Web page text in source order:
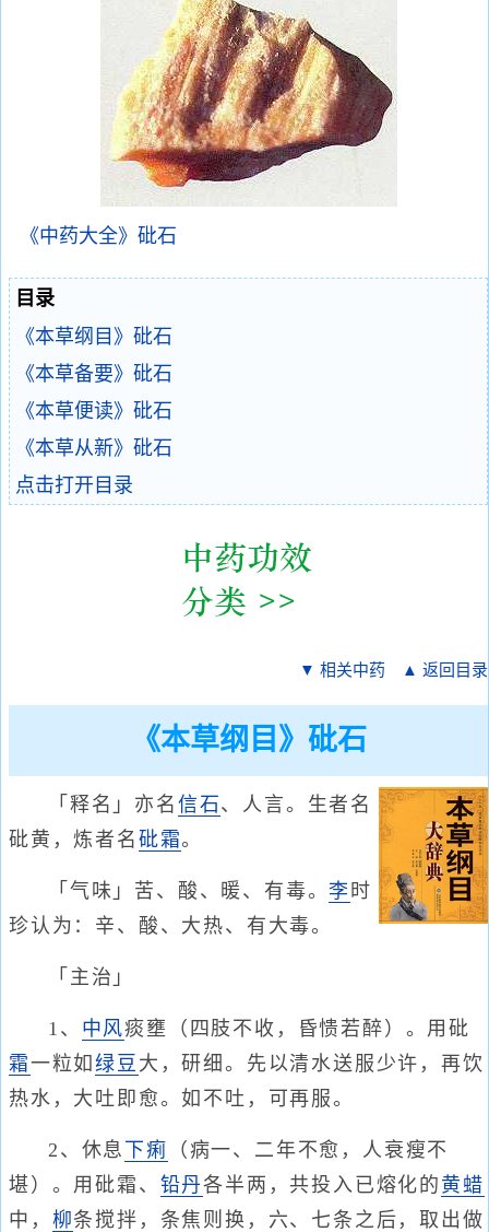
《中药大全》砒石
目录
《本草纲目》砒石
《本草备要》砒石
《本草便读》砒石
《本草从新》砒石
点击打开目录
▼ 相关中药 ▲ 返回目录
《本草纲目》砒石
「释名」亦名 信石 、人言。生者名
砒黄，炼者名 砒霜。
「气味」苦、酸、暖、有毒。李 时
珍认为：辛、酸、大热、有大毒。
「主治」
1、 中风痰壅（四肢不收，昏愦若醉）。用砒
霜一粒如绿豆 大，研细。先以清水送服少许，再饮
热水，大吐即愈。如不吐，可再服。
2、休息 下痢
（病一、二年不愈，人衰瘦不
堪）。用砒霜、 铅丹各半两，共投入已熔化的 黄蜡
中， 柳条搅拌，条焦则换，六、七条之后，取出做